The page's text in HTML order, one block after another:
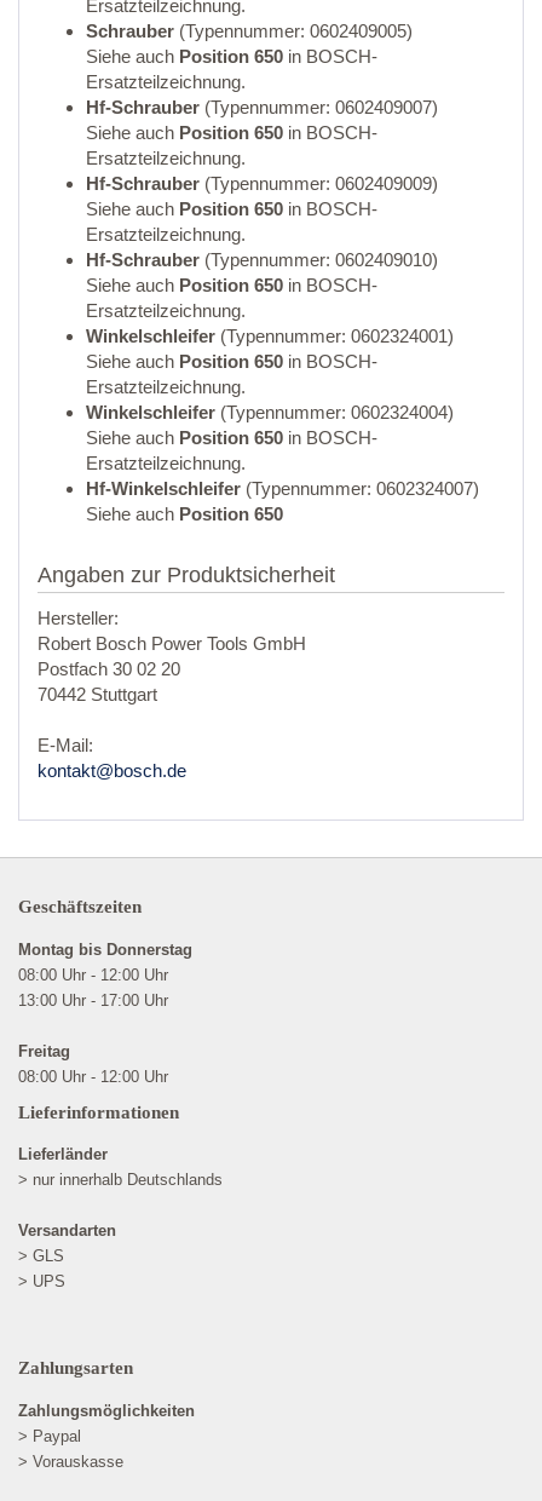
Ersatzteilzeichnung.
Schrauber (Typennummer: 0602409005)
Siehe auch Position 650 in BOSCH-
Ersatzteilzeichnung.
Hf-Schrauber (Typennummer: 0602409007)
Siehe auch Position 650 in BOSCH-
Ersatzteilzeichnung.
Hf-Schrauber (Typennummer: 0602409009)
Siehe auch Position 650 in BOSCH-
Ersatzteilzeichnung.
Hf-Schrauber (Typennummer: 0602409010)
Siehe auch Position 650 in BOSCH-
Ersatzteilzeichnung.
Winkelschleifer (Typennummer: 0602324001)
Siehe auch Position 650 in BOSCH-
Ersatzteilzeichnung.
Winkelschleifer (Typennummer: 0602324004)
Siehe auch Position 650 in BOSCH-
Ersatzteilzeichnung.
Hf-Winkelschleifer (Typennummer: 0602324007)
Siehe auch Position 650
Angaben zur Produktsicherheit
Hersteller:
Robert Bosch Power Tools GmbH
Postfach 30 02 20
70442 Stuttgart
E-Mail:
kontakt@bosch.de
Geschäftszeiten
Montag bis Donnerstag
08:00 Uhr - 12:00 Uhr
13:00 Uhr - 17:00 Uhr
Freitag
08:00 Uhr - 12:00 Uhr
Lieferinformationen
Lieferländer
> nur innerhalb Deutschlands
Versandarten
> GLS
> UPS
Zahlungsarten
Zahlungsmöglichkeiten
> Paypal
> Vorauskasse